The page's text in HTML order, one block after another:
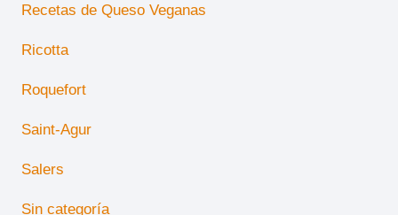
Recetas de Queso Veganas
Ricotta
Roquefort
Saint-Agur
Salers
Sin categoría